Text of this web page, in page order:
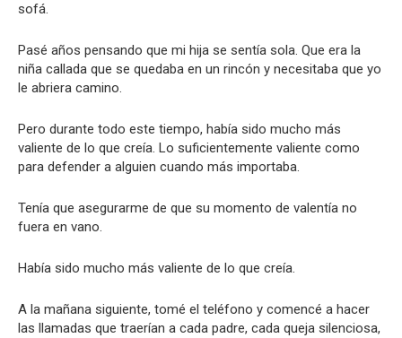
sofá.
Pasé años pensando que mi hija se sentía sola. Que era la
niña callada que se quedaba en un rincón y necesitaba que yo
le abriera camino.
Pero durante todo este tiempo, había sido mucho más
valiente de lo que creía. Lo suficientemente valiente como
para defender a alguien cuando más importaba.
Tenía que asegurarme de que su momento de valentía no
fuera en vano.
Había sido mucho más valiente de lo que creía.
A la mañana siguiente, tomé el teléfono y comencé a hacer
las llamadas que traerían a cada padre, cada queja silenciosa,